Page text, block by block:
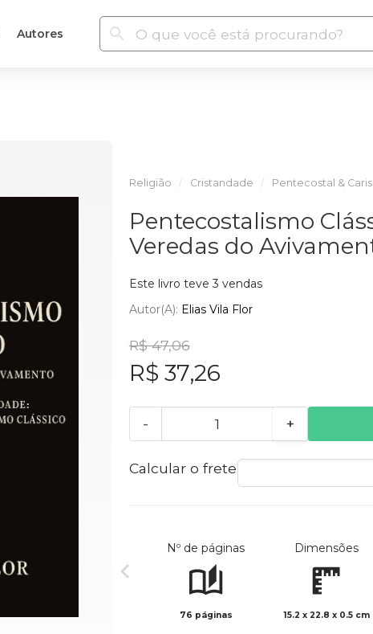
Autores
Religião Cristandade Pentecostal &
Pentecostalismo
Veredas do
Este livro teve 3 vendas
Autor(a): Elias Vila Flor
R$ 47,06
R$ 37,26
- +
Calcular o frete
Nº de páginas
76 páginas
Dimensões
15.2 x 22.8 x 0.5 cm